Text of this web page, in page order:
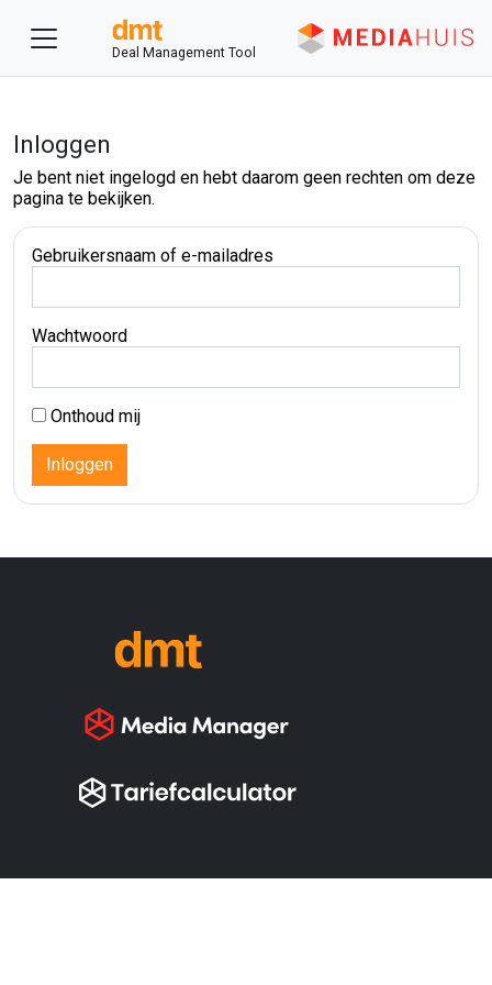
Deal Management Tool
Inloggen
Je bent niet ingelogd en hebt daarom geen rechten om deze
pagina te bekijken.
Gebruikersnaam of e-mailadres
Wachtwoord
Onthoud mij